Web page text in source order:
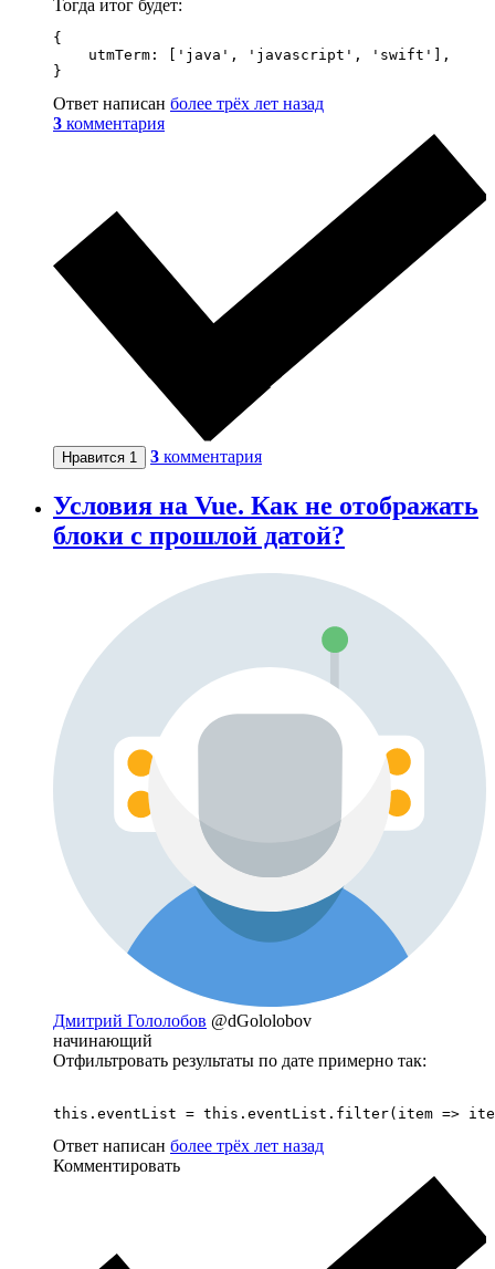
Тогда итог будет:
{
    utmTerm: ['java', 'javascript', 'swift'],
}
Ответ написан более трёх лет назад
3 комментария
Нравится 1 3 комментария
Условия на Vue. Как не отображать
блоки с прошлой датой?
Дмитрий Гололобов @dGololobov
начинающий
Отфильтровать результаты по дате примерно так:
this.eventList = this.eventList.filter(item =>
Ответ написан более трёх лет назад
Комментировать